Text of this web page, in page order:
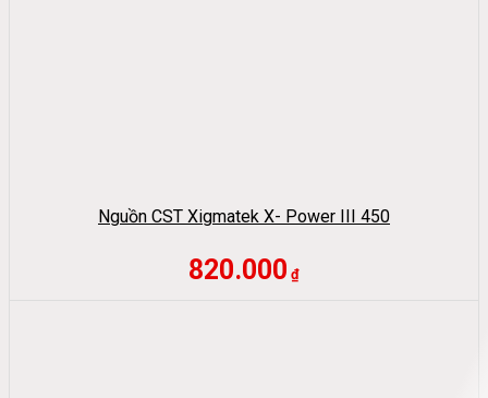
Nguồn CST Xigmatek X- Power III 450
820.000 ₫